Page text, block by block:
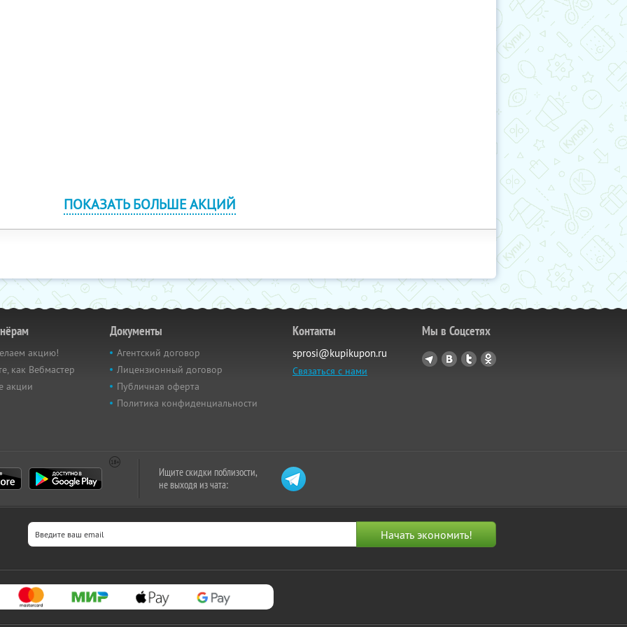
ПОКАЗАТЬ БОЛЬШЕ АКЦИЙ
акцию!
как Вебмастер
акции
Документы
Агентский договор
Лицензионный договор
Публичная оферта
Политика конфиденциальности
Контакты
sprosi@kupikupon.ru
Связаться с нами
Мы в Соцсетях
Ищите скидки поблизости,
не выходя из чата: